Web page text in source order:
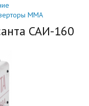
ММА
САИ-160